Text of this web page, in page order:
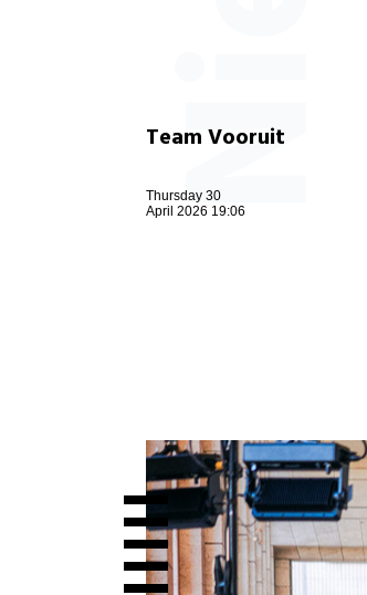
Team Vooruit
Thursday 30
April 2026 19:06